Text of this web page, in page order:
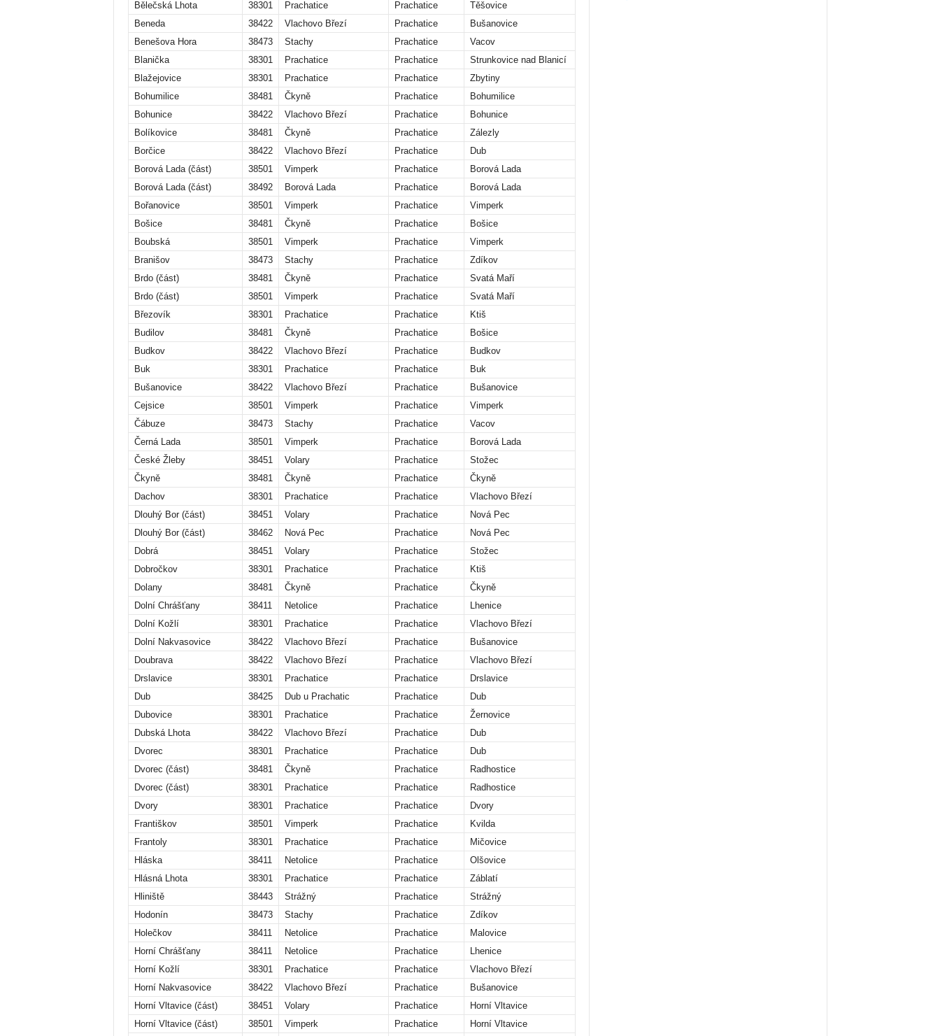
Bělečská Lhota
38301 Prachatice Prachatice
Těšovice
Beneda
38422 Vlachovo Březí Prachatice
Bušanovice
Benešova Hora
38473 Stachy Prachatice
Vacov
Blanička
38301 Prachatice Prachatice
Strunkovice nad Blanicí
Blažejovice
38301 Prachatice Prachatice
Zbytiny
Bohumilice
38481 Čkyně Prachatice
Bohumilice
Bohunice
38422 Vlachovo Březí Prachatice
Bohunice
Bolíkovice
38481 Čkyně Prachatice
Zálezly
Borčice
38422 Vlachovo Březí Prachatice
Dub
Borová Lada (část)
38501 Vimperk Prachatice
Borová Lada
Borová Lada (část)
38492 Borová Lada Prachatice
Borová Lada
Bořanovice
38501 Vimperk Prachatice
Vimperk
Bošice
38481 Čkyně Prachatice
Bošice
Boubská
38501 Vimperk Prachatice
Vimperk
Branišov
38473 Stachy Prachatice
Zdíkov
Brdo (část)
38481 Čkyně Prachatice
Svatá Maří
Brdo (část)
38501 Vimperk Prachatice
Svatá Maří
Březovík
38301 Prachatice Prachatice
Ktiš
Budilov
38481 Čkyně Prachatice
Bošice
Budkov
38422 Vlachovo Březí Prachatice
Budkov
Buk
38301 Prachatice Prachatice
Buk
Bušanovice
38422 Vlachovo Březí Prachatice
Bušanovice
Cejsice
38501 Vimperk Prachatice
Vimperk
Čábuze
38473 Stachy Prachatice
Vacov
Černá Lada
38501 Vimperk Prachatice
Borová Lada
České Žleby
38451 Volary Prachatice
Stožec
Čkyně
38481 Čkyně Prachatice
Čkyně
Dachov
38301 Prachatice Prachatice
Vlachovo Březí
Dlouhý Bor (část)
38451 Volary Prachatice
Nová Pec
Dlouhý Bor (část)
38462 Nová Pec Prachatice
Nová Pec
Dobrá
38451 Volary Prachatice
Stožec
Dobročkov
38301 Prachatice Prachatice
Ktiš
Dolany
38481 Čkyně Prachatice
Čkyně
Dolní Chrášťany
38411 Netolice Prachatice
Lhenice
Dolní Kožlí
38301 Prachatice Prachatice
Vlachovo Březí
Dolní Nakvasovice
38422 Vlachovo Březí Prachatice
Bušanovice
Doubrava
38422 Vlachovo Březí Prachatice
Vlachovo Březí
Drslavice
38301 Prachatice Prachatice
Drslavice
Dub
38425 Dub u Prachatic Prachatice
Dub
Dubovice
38301 Prachatice Prachatice
Žernovice
Dubská Lhota
38422 Vlachovo Březí Prachatice
Dub
Dvorec
38301 Prachatice Prachatice
Dub
Dvorec (část)
38481 Čkyně Prachatice
Radhostice
Dvorec (část)
38301 Prachatice Prachatice
Radhostice
Dvory
38301 Prachatice Prachatice
Dvory
Františkov
38501 Vimperk Prachatice
Kvilda
Frantoly
38301 Prachatice Prachatice
Mičovice
Hláska
38411 Netolice Prachatice
Olšovice
Hlásná Lhota
38301 Prachatice Prachatice
Záblatí
Hliniště
38443 Strážný Prachatice
Strážný
Hodonín
38473 Stachy Prachatice
Zdíkov
Holečkov
38411 Netolice Prachatice
Malovice
Horní Chrášťany
38411 Netolice Prachatice
Lhenice
Horní Kožlí
38301 Prachatice Prachatice
Vlachovo Březí
Horní Nakvasovice
38422 Vlachovo Březí Prachatice
Bušanovice
Horní Vltavice (část)
38451 Volary Prachatice
Horní Vltavice
Horní Vltavice (část)
38501 Vimperk Prachatice
Horní Vltavice